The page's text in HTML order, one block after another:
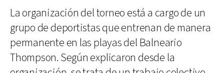
La organización del torneo está a cargo de un
grupo de deportistas que entrenan de manera
permanente en las playas del Balneario
Thompson. Según explicaron desde la